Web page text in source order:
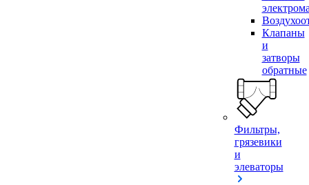
Клапаны
и
затворы
обратные
Фильтры,
грязевики
и
элеваторы